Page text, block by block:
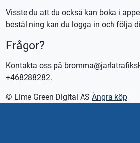
Visste du att du också kan boka i
beställning kan du logga in och följa
Frågor?
Kontakta oss på
+468288282.
© Lime Green Digital AS Ångra köp